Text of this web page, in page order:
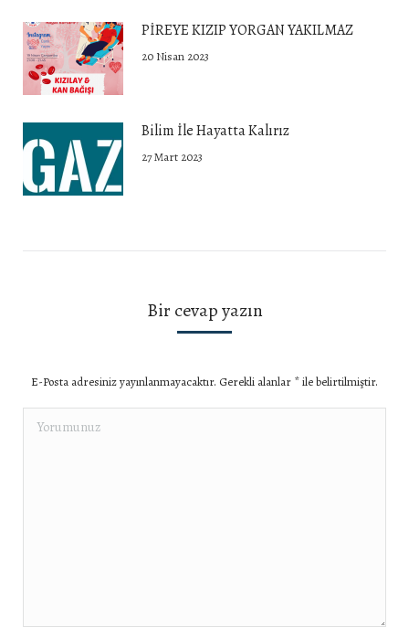
PİREYE KIZIP YORGAN YAKILMAZ
20 Nisan 2023
Bilim İle Hayatta Kalırız
27 Mart 2023
Bir cevap yazın
E-Posta adresiniz yayınlanmayacaktır. Gerekli alanlar *ile belirtilmiştir.
Yorumunuz